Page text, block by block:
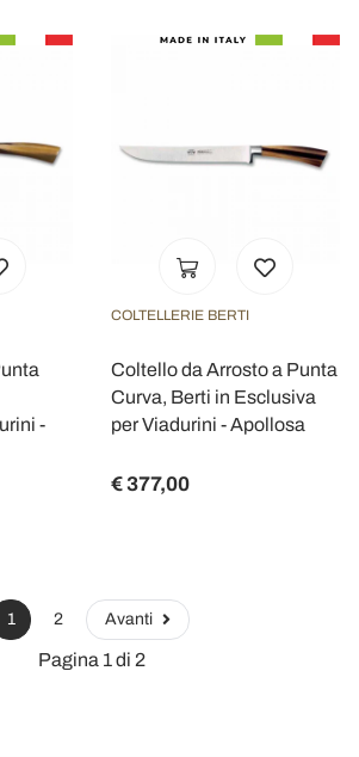
-
COLTELLERIE BERTI
Coltello da Arrosto a Punta
Curva, Berti in Esclusiva
per Viadurini - Apollosa
€ 377,00
1 2 Avanti
Pagina 1 di 2